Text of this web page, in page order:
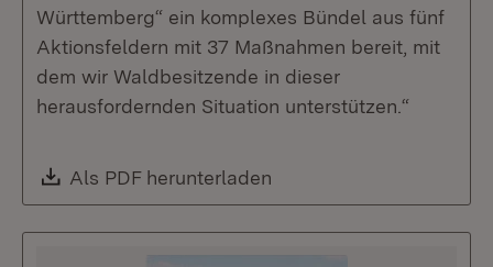
Württemberg“ ein komplexes Bündel aus fünf
Aktionsfeldern mit 37 Maßnahmen bereit, mit
dem wir Waldbesitzende in dieser
herausfordernden Situation unterstützen.“
Download:
Als PDF herunterladen